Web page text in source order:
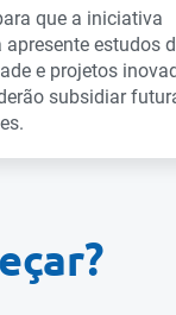
que a iniciativa
apresente estudos
e projetos
subsidiar